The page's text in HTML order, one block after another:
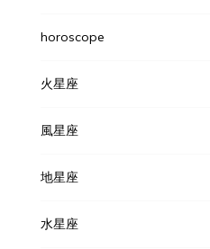
horoscope
火星座
風星座
地星座
水星座